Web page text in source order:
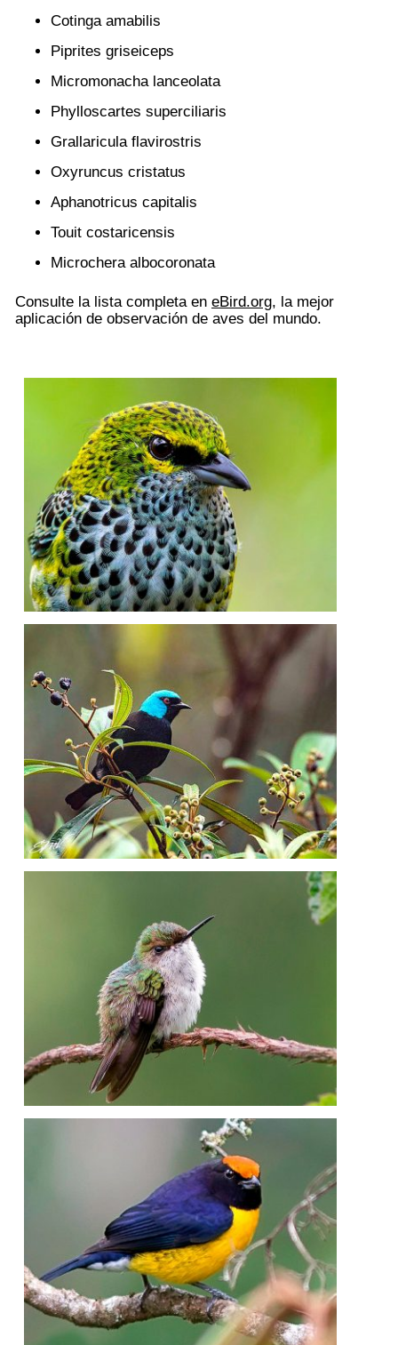
Cotinga amabilis
Piprites griseiceps
Micromonacha lanceolata
Phylloscartes superciliaris
Grallaricula flavirostris
Oxyruncus cristatus
Aphanotricus capitalis
Touit costaricensis
Microchera albocoronata
Consulte la lista completa en eBird.org, la mejor
aplicación de observación de aves del mundo.